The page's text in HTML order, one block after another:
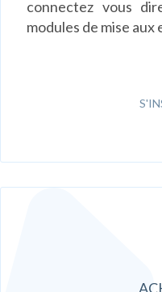
connectez vous
modules de mise aux